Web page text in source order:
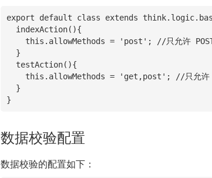
export default class extends
}
数据校验配置
数据校验的配置如下：